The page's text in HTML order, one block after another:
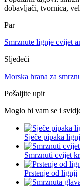
dobavljači, tvornica,
Par
Smrznute lignje cvijet
Sljedeći
Morska hrana za
Pošaljite upit
Moglo bi vam se i
Sječe pipaka
Smrznuti cvijet
Prstenje od lignji